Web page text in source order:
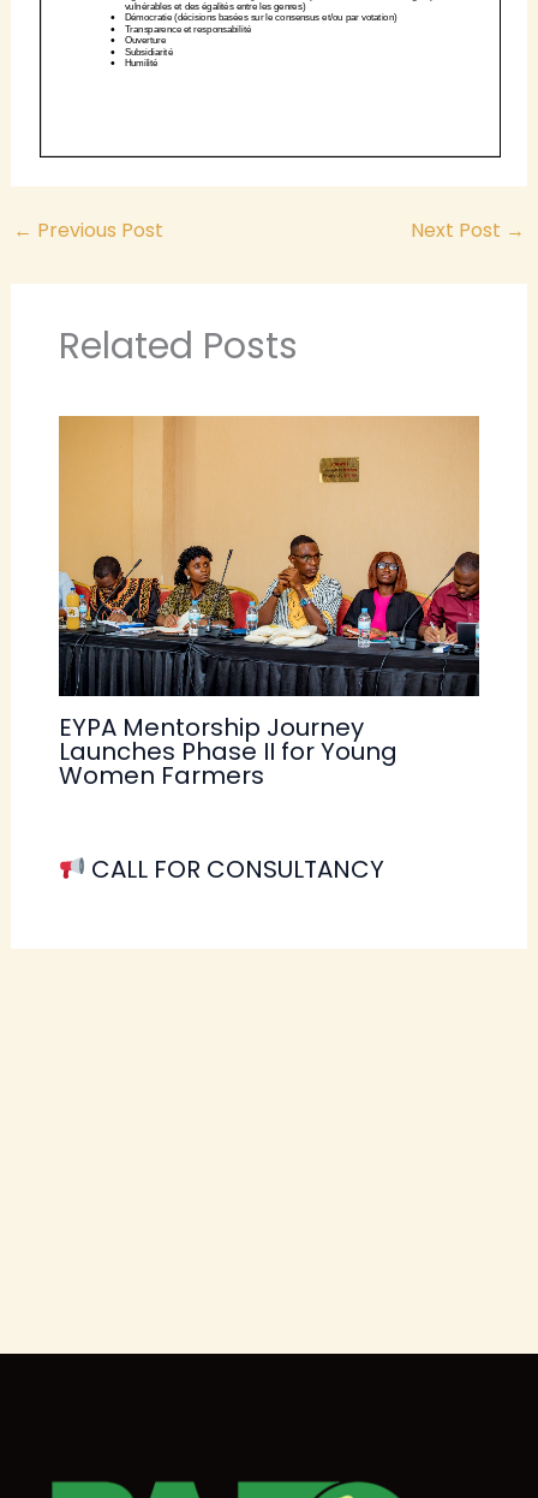
← Previous Post Next Post →
Related Posts
EYPA Mentorship Journey
Launches Phase II for Young
Women Farmers
CALL FOR CONSULTANCY